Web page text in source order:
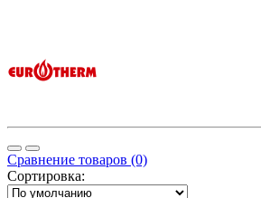
Сравнение товаров (0)
Сортировка: